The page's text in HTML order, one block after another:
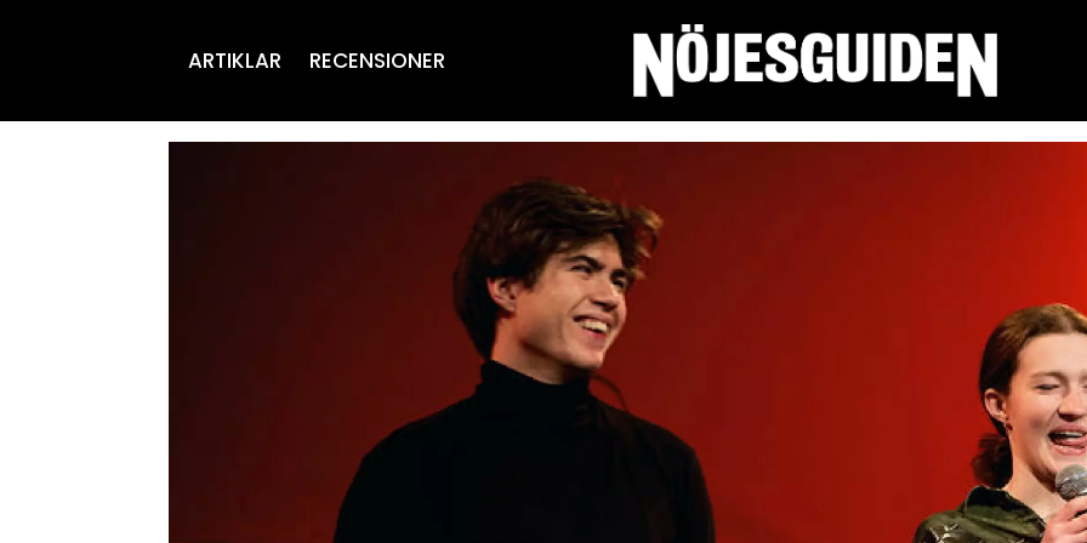
ARTIKLAR RECENSIONER